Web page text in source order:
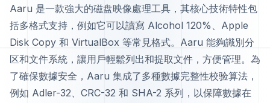
Aaru 是一款強大的磁盘映像處理工具，其核心技術特性包
括多格式支持，例如它可以讀寫 Alcohol 120%、Apple
Disk Copy 和 VirtualBox 等常見格式。Aaru 能夠識別分
区和文件系統，讓用戶輕鬆列出和提取文件，方便管理。為
了確保數據安全，Aaru 集成了多種數據完整性校验算法，
例如 Adler-32、CRC-32 和 SHA-2 系列，以保障數據在